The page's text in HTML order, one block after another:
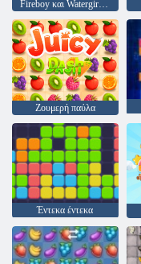
Fireboy και Watergirl 4: Crystal Temple
Ζουμερή παύλα
Έντεκα έντεκα